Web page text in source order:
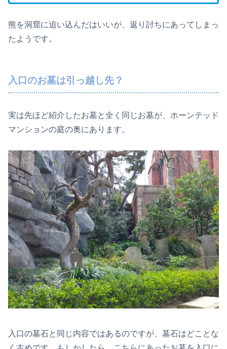
熊を洞窟に追い込んだはいいが、返り討ちにあってしまっ
たようです。
入口のお墓は引っ越し先？
実は先ほど紹介したお墓と全く同じお墓が、ホーンテッド
マンションの庭の奥にあります。
入口の墓石と同じ内容ではあるのですが、墓石はどことな